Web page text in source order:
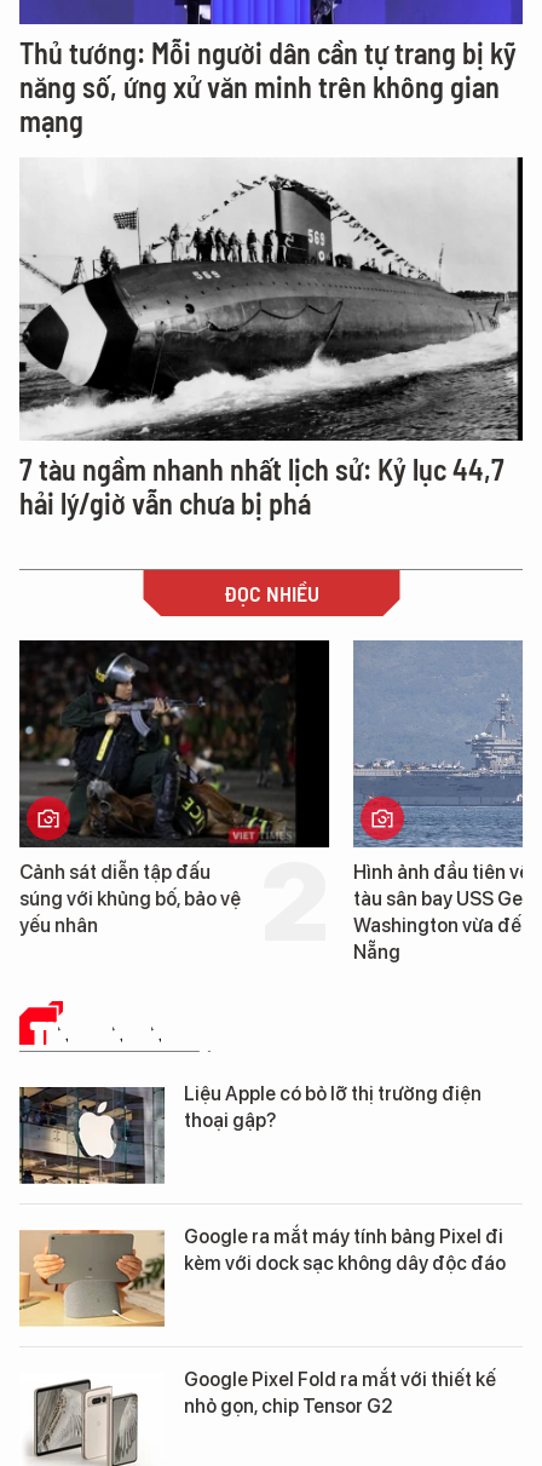
Thủ tướng: Mỗi người dân cần tự trang bị kỹ
năng số, ứng xử văn minh trên không gian
mạng
7 tàu ngầm nhanh nhất lịch sử: Kỷ lục 44,7
hải lý/giờ vẫn chưa bị phá
ĐỌC NHIỀU
Hình ảnh đầu tiên về siêu
tàu sân bay USS George
Washington vừa đến Đà
Cận cảnh chiến
tống tàu sân bay
George
Đà Nẵng
TIN CÔNG NGHỆ
Liệu Apple có bỏ lỡ thị trường điện
thoại gập?
Google ra mắt máy tính bảng Pixel đi
kèm với dock sạc không dây độc đáo
Google Pixel Fold ra mắt với thiết kế
nhỏ gọn, chip Tensor G2